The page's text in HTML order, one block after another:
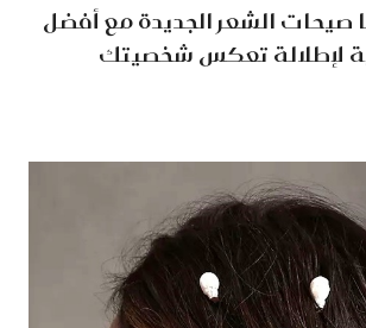
الشعر الجديدة مع أفضل
لإطلالة تعكس شخصيتك